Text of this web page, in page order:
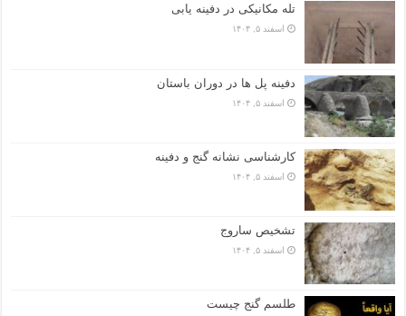
تله مکانیکی در دفینه یابی
اسفند ۵, ۱۴۰۴
دفینه پل ها در دوران باستان
اسفند ۵, ۱۴۰۴
کارشناسی نشانه گنج و دفینه
اسفند ۵, ۱۴۰۴
تشخیص ساروج
اسفند ۵, ۱۴۰۴
طلسم گنج چیست